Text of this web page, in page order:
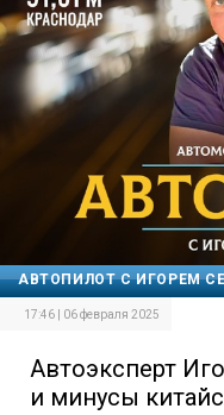
АВТОПИЛОТ С ИГОРЕМ
17:46 | 06 февраля 2025
Автоэксперт
и минусы